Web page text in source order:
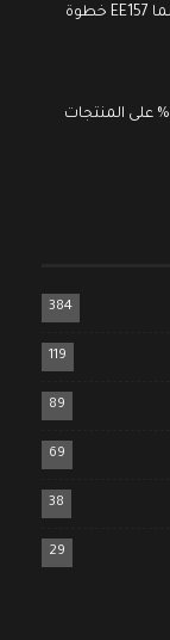
طريقة استخدام كود خصم أوسما EE157 خطوة
كود خصم ملاي Xx05 – خصم 5% على المنتجات
384
119
89
69
38
29